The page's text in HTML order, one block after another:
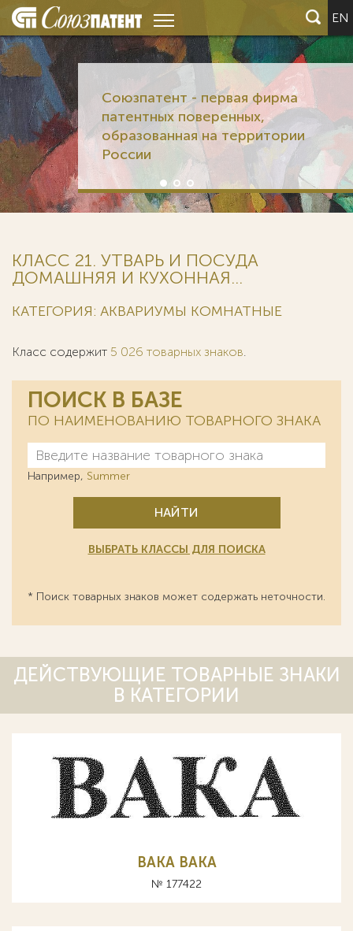
EN
Союзпатент - первая фирма
патентных поверенных,
образованная на территории
России
КЛАСС 21. УТВАРЬ И ПОСУДА
ДОМАШНЯЯ И КУХОННАЯ...
КАТЕГОРИЯ: АКВАРИУМЫ КОМНАТНЫЕ
Класс содержит 5 026 товарных знаков.
ПОИСК В БАЗЕ
ПО НАИМЕНОВАНИЮ ТОВАРНОГО ЗНАКА
Например, Summer
НАЙТИ
ВЫБРАТЬ КЛАССЫ ДЛЯ ПОИСКА
* Поиск товарных знаков может содержать неточности.
ДЕЙСТВУЮЩИЕ ТОВАРНЫЕ ЗНАКИ
В КАТЕГОРИИ
ВАКА BAKA
№ 177422